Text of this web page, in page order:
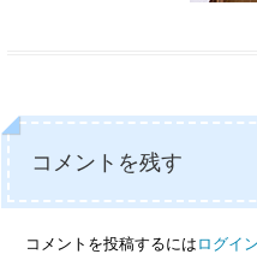
コメントを残す
コメントを投稿するには ログイン